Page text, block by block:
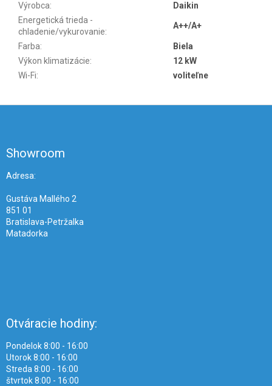
Výrobca:
Daikin
Energetická trieda -
chladenie/vykurovanie:
A++/A+
Farba:
Biela
Výkon klimatizácie:
12 kW
Wi-Fi: voliteľne
Showroom
Adresa:
Gustáva Mallého 2
851 01
Bratislava-Petržalka
Matadorka
Otváracie hodiny:
Pondelok 8:00 - 16:00
Utorok 8:00 - 16:00
Streda 8:00 - 16:00
štvrtok 8:00 - 16:00